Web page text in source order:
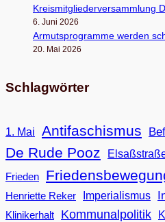
Kreis­mit­glie­der­ver­samm­lung
6. Juni 2026
Armuts­pro­gramme wer­den
20. Mai 2026
Schlagwörter
1. Mai Antifaschismus
De Rude Pooz
Frieden
Henriette Reker
Imperialismus
Klinikerhalt Kommunalpolitik